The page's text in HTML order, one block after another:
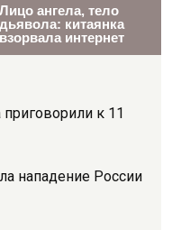
к 11
нападение России